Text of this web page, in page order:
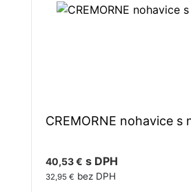
CREMORNE nohavice s
40,53 € s DPH
32,95 € bez DPH